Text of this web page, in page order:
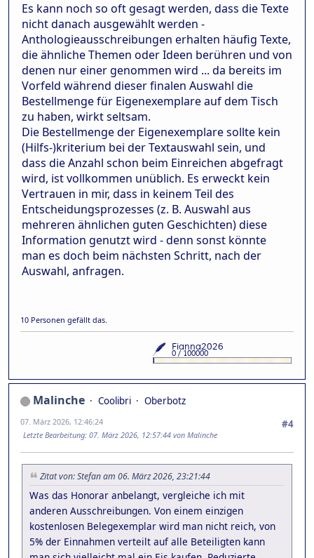
Es kann noch so oft gesagt werden, dass die Texte
nicht danach ausgewählt werden -
Anthologieausschreibungen erhalten häufig Texte,
die ähnliche Themen oder Ideen berühren und von
denen nur einer genommen wird ... da bereits im
Vorfeld während dieser finalen Auswahl die
Bestellmenge für Eigenexemplare auf dem Tisch
zu haben, wirkt seltsam.
Die Bestellmenge der Eigenexemplare sollte kein
(Hilfs-)kriterium bei der Textauswahl sein, und
dass die Anzahl schon beim Einreichen abgefragt
wird, ist vollkommen unüblich. Es erweckt kein
Vertrauen in mir, dass in keinem Teil des
Entscheidungsprozesses (z. B. Auswahl aus
mehreren ähnlichen guten Geschichten) diese
Information genutzt wird - denn sonst könnte
man es doch beim nächsten Schritt, nach der
Auswahl, anfragen.
10 Personen gefällt das.
Malinche Coolibri
Oberbotz
#4
07. März 2026, 12:46:24
Letzte Bearbeitung: 07. März 2026, 12:57:44 von Malinche
Zitat von: Stefan am 06. März 2026, 23:21:44
Was das Honorar anbelangt, vergleiche ich mit
anderen Ausschreibungen. Von einem einzigen
kostenlosen Belegexemplar wird man nicht reich, von
5% der Einnahmen verteilt auf alle Beteiligten kann